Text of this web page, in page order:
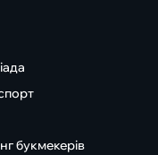
букмекерів